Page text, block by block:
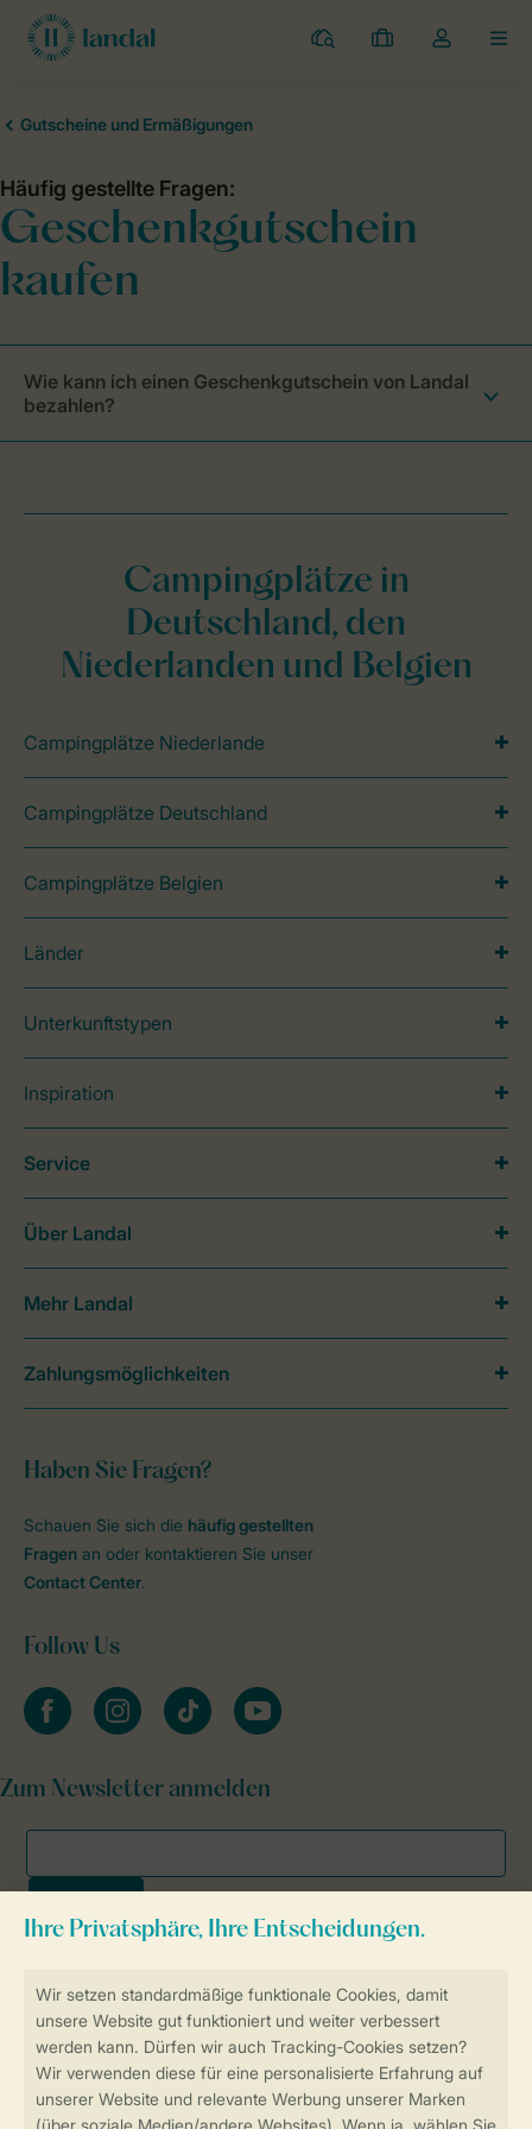
Campingplätze
Meine
Dropdown-
Wie kann ich einen Geschenkgutschein von Landal
bezahlen?
Sicher und schnell zur Online-Buchung
SSL-Verschlüsselung
Sichere Datenübertragung
Sicheres Bezahlen
Campingplätze in
Deutschland, den
Niederlanden und Belgien
Campingplätze Niederlande
Campingplätze Deutschland
Campingplätze Belgien
Länder
Unterkunftstypen
Inspiration
Haben Sie Fragen?
Schauen Sie sich die häufig gestellten
Fragen an oder kontaktieren Sie unser
Contact Center.
Follow Us
facebookinstagramtiktok youtube
Zum Newsletter anmelden
Service
Über Landal
Mehr Landal
Zahlungsmöglichkeiten